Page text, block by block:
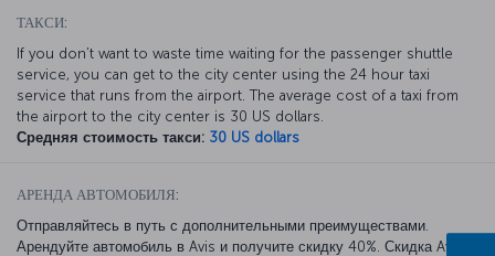
ТАКСИ:
If you don’t want to waste time waiting for the passenger shuttle
service, you can get to the city center using the 24 hour taxi
service that runs from the airport. The average cost of a taxi from
the airport to the city center is 30 US dollars.
Средняя стоимость такси: 30 US dollars
АРЕНДА АВТОМОБИЛЯ:
Отправляйтесь в путь с дополнительными преимуществами.
Арендуйте автомобиль в Avis и получите скидку 40%. Скидка Avis